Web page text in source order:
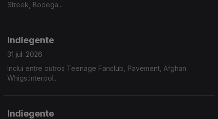
Streek, Bodega...
Indiegente
31 jul. 2026
Inclui entre outros Teenage Fanclub, Pavement, Afghan
Whigs,Interpol...
Indiegente